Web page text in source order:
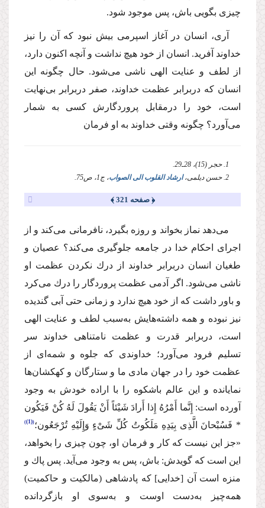
چیزی بگویی باش، پس موجود شود.
آری، انسان در آغاز اسپرمی بیش نبود كه آن را نیز
خداوند آفرید. انسان از خود هیچ‌ نداشت و آنچه اكنون دارد،
از لطف و عنایت الهی ناشی می‌شود. حال چگونه این
انسان كه دربرابر عظمت خداوند، صفر دربرابر بی‌نهایت
است، خود را درمقابل پروردگارش كسی به شمار
می‌آورد؟ چگونه وقتی خداوند به او فرمان
1. حجر (15)، 28ـ29.
2. حسن دیلمی،
ارشاد القلوب الی الصواب، ج1، ص75.
﴿ صفحه 321 ﴾
می‌دهد نماز بخواند و روزه‌ بگیرد، نافرمانی می‌كند و از
اجرای احكام خدا در جامعه جلوگیری می‌كند؟ عصیان و
طغیان انسان دربرابر خداوند از درك نكردن عظمت او
ناشی می‌شود. اگر آدمی عظمت پروردگار را درك می‌كرد
و باور داشت كه از خود هیچ ندارد و زمانی حتی آبی گندیده
نیز نبوده و همه داشته‌هایش به‌سبب لطف و عنایت الهی
است، دربرابر قدرت و عظمت نامتناهی خداوند سر
تسلیم فرود می‌آورد؛ خداوندی كه جلوه و شمه‌ای از
عظمت خود را در جهان مادی ما و ستارگان و كهكشان‌ها
نمایانده و این عالم با‌شكوه را با اراده خودش به وجود
آورده است: إِنَّما أَمْرُهُ إِذا أَرادَ شَیْئاً أَنْ یَقُولَ لَهُ كُنْ فَیَكُون
* فَسُبْحانَ الَّذِی بِیَدِهِ مَلَكُوتُ كُلِّ شَیْءٍ وَإِلَیْهِ تُرْجَعُون؛ (1)
«جز این نیست كه كار و فرمان او، چون چیزی را بخواهد،
این است كه گویدش: باش، پس به وجود می‌آید. پس پاك و
منزه است آن [خدایی] كه پادشاهی (مالكیت و حاكمیت)
همه‌چیز به‌دست اوست و به‌سوی او بازگردانده